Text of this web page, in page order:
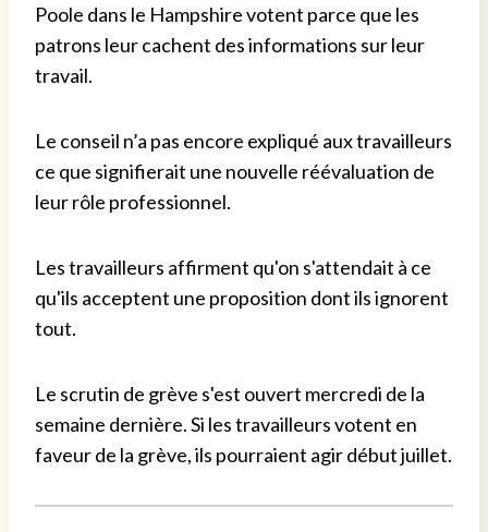
Poole dans le Hampshire votent parce que les
patrons leur cachent des informations sur leur
travail.
Le conseil n’a pas encore expliqué aux travailleurs
ce que signifierait une nouvelle réévaluation de
leur rôle professionnel.
Les travailleurs affirment qu'on s'attendait à ce
qu'ils acceptent une proposition dont ils ignorent
tout.
Le scrutin de grève s'est ouvert mercredi de la
semaine dernière. Si les travailleurs votent en
faveur de la grève, ils pourraient agir début juillet.